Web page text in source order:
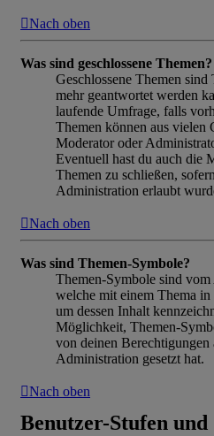
Nach oben
Was sind geschlossene Themen?
Geschlossene Themen
mehr geantwortet werden
laufende Umfrage, falls
Themen können aus vielen
Moderator oder
Eventuell hast du auch die
Themen zu schließen,
Administration erlaubt
Nach oben
Was sind Themen-Symbole?
Themen-Symbole sind
welche mit einem Thema
um dessen Inhalt
Möglichkeit, Themen-
von deinen
Administration gesetzt hat.
Nach oben
Benutzer-Stufen